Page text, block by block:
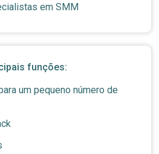
em SMM
funções:
um pequeno número de